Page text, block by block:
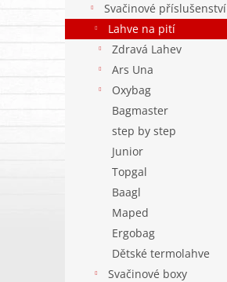
Svačinové příslušenství
Lahve na pití
Zdravá Lahev
Ars Una
Oxybag
Bagmaster
step by step
Junior
Topgal
Baagl
Maped
Ergobag
Dětské termolahve
Svačinové boxy